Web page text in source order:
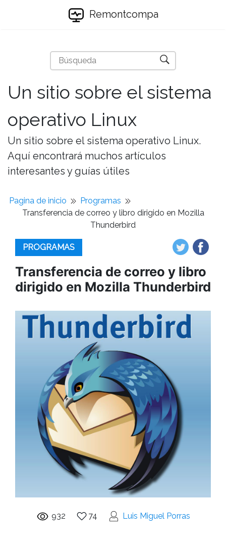
Remontcompa
Un sitio sobre el sistema
operativo Linux
Un sitio sobre el sistema operativo Linux.
Aquí encontrará muchos artículos
interesantes y guías útiles
Pagina de inicio
Programas
Transferencia de correo y libro dirigido en Mozilla
Thunderbird
PROGRAMAS
Transferencia de correo y libro
dirigido en Mozilla Thunderbird
932 74 Luis Miguel Porras